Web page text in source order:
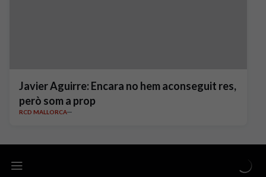
Javier Aguirre: Encara no hem aconseguit res,
però som a prop
RCD MALLORCA